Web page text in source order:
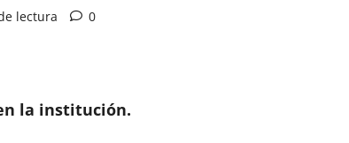
lectura 0
la institución.